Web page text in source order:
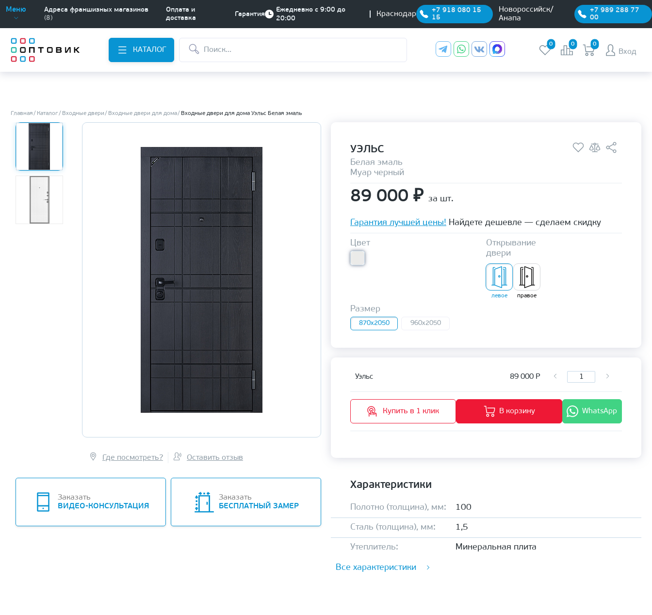
Меню
Адреса франшизных магазинов
(8)
Оплата и
доставка
Гарантия
Ежедневно с 9:00 до
20:00
Краснодар
+7 918 080 15
15
Новороссийск/
Анапа
+7 989 288 77
00
КАТАЛОГ
0 0 0
Вход
Главная Каталог Входные двери Входные двери для дома Входные двери для дома Уэльс Белая эмаль
Где посмотреть? Оставить отзыв
Заказать
ВИДЕО-КОНСУЛЬТАЦИЯ
Заказать
БЕСПЛАТНЫЙ ЗАМЕР
УЭЛЬС
Белая эмаль
Муар черный
89 000 ₽ за шт.
Гарантия лучшей цены! Найдете дешевле — сделаем скидку
Цвет
Открывание
двери
левое правое
Размер
870x2050 960x2050
Уэльс 89 000 Р
Купить в 1 клик В корзину WhatsApp
Характеристики
Полотно (толщина), мм: 100
Сталь (толщина), мм: 1,5
Утеплитель: Минеральная плита
Все характеристики